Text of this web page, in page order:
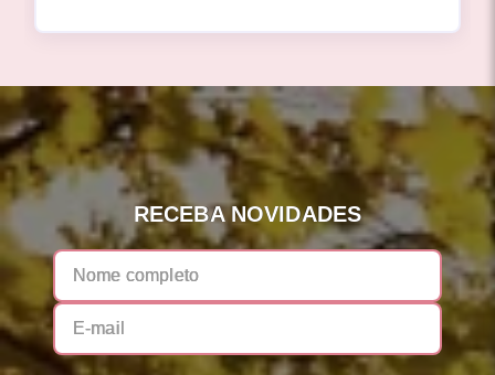
RECEBA NOVIDADES